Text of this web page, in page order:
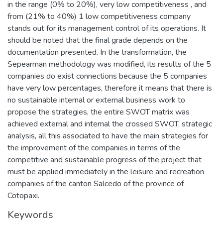
in the range (0% to 20%), very low competitiveness , and
from (21% to 40%) 1 low competitiveness company
stands out for its management control of its operations. It
should be noted that the final grade depends on the
documentation presented. In the transformation, the
Sepearman methodology was modified, its results of the 5
companies do exist connections because the 5 companies
have very low percentages, therefore it means that there is
no sustainable internal or external business work to
propose the strategies, the entire SWOT matrix was
achieved external and internal the crossed SWOT, strategic
analysis, all this associated to have the main strategies for
the improvement of the companies in terms of the
competitive and sustainable progress of the project that
must be applied immediately in the leisure and recreation
companies of the canton Salcedo of the province of
Cotopaxi.
Keywords